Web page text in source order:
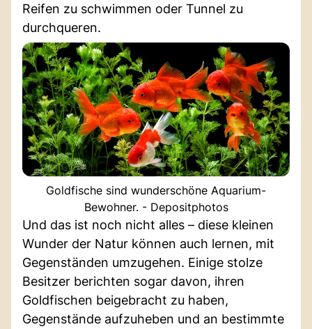
Reifen zu schwimmen oder Tunnel zu
durchqueren.
Goldfische sind wunderschöne Aquarium-
Bewohner. - Depositphotos
Und das ist noch nicht alles – diese kleinen
Wunder der Natur können auch lernen, mit
Gegenständen umzugehen. Einige stolze
Besitzer berichten sogar davon, ihren
Goldfischen beigebracht zu haben,
Gegenstände aufzuheben und an bestimmte